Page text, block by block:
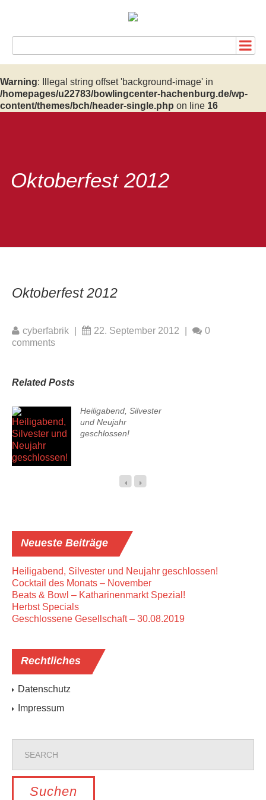
Warning: Illegal string offset 'background-image' in
/homepages/u22783/bowlingcenter-hachenburg.de/wp-
content/themes/bch/header-single.php on line 16
Oktoberfest 2012
Oktoberfest 2012
cyberfabrik 22. September 2012
0
comments
Related Posts
Heiligabend, Silvester
und Neujahr
geschlossen!
Neueste Beiträge
Heiligabend, Silvester und Neujahr geschlossen!
Cocktail des Monats – November
Beats & Bowl – Katharinenmarkt Spezial!
Herbst Specials
Geschlossene Gesellschaft – 30.08.2019
Rechtliches
Datenschutz
Impressum